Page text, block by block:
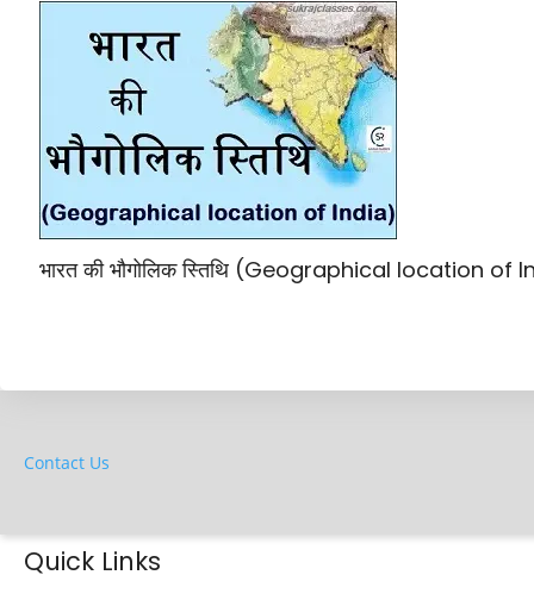
भारत की भौगोलिक स्तिथि (Geographical location of
Contact Us
Quick Links